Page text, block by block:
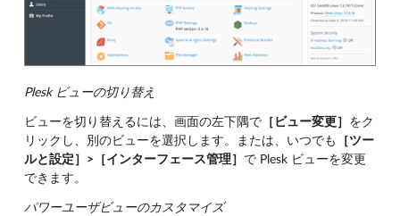
Plesk ビューの切り替え
ビューを切り替えるには、画面の左下隅で ［ビュー変更］ をク
リックし、別のビューを選択します。または、いつでも
［ツー
ルと設定］>［インターフェース管理］ で Plesk ビューを変更
できます。
パワーユーザビューのカスタマイズ